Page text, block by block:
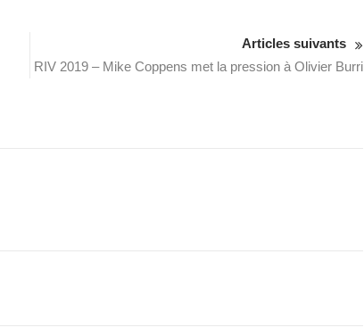
Articles suivants
RIV 2019 – Mike Coppens met la pression à Olivier Burri